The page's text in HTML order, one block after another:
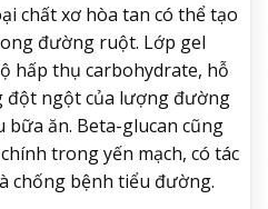
chất xơ hòa tan có thể tạo
đường ruột. Lớp gel
hấp thụ carbohydrate, hỗ
đột ngột của lượng đường
ăn. Beta-glucan cũng
trong yến mạch, có tác
chống bệnh tiểu đường.